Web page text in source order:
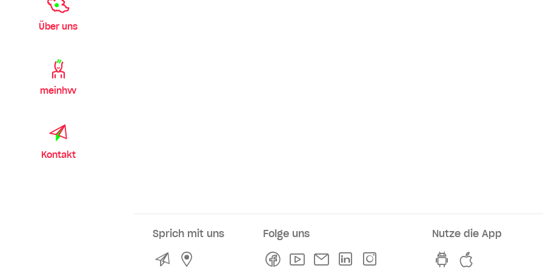
Über uns
meinhvv
Kontakt
Sprich mit uns
KontaktService- und Verkaufsstellen
Folge uns
FacebookYoutubeNewsletterLinkedln
Nutze die App
hvv switch App